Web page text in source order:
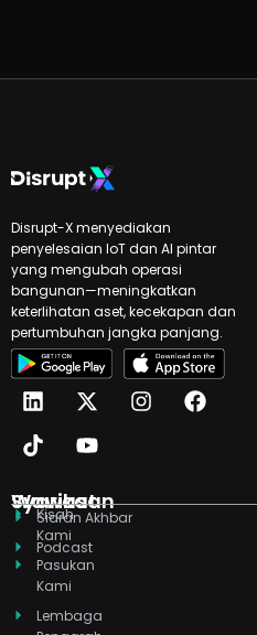
Disrupt-X menyediakan
penyelesaian IoT dan AI pintar
yang mengubah operasi
bangunan—meningkatkan
keterlihatan aset, kecekapan dan
pertumbuhan jangka panjang.
L
i
n
k
d
n
X
-
t
w
t
t
e
r
I
n
g
F
a
o
T
i
k
t
k
Y
o
u
t
b
e
Syarikat
Kisah
Kami
Pasukan
Kami
Lembaga
Wawasan
Siaran Akhbar
Podcast